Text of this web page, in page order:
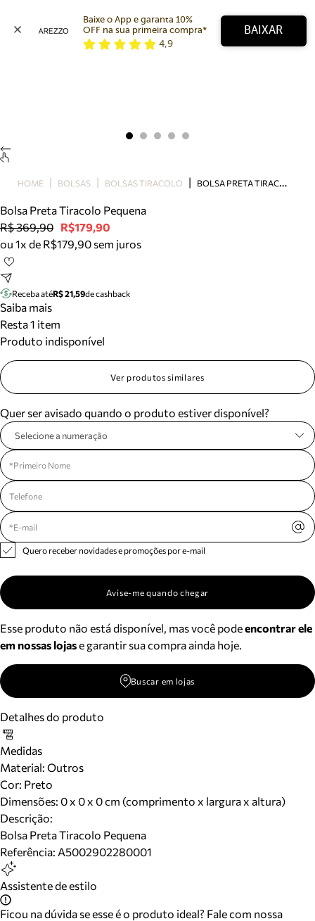
Bolsa
Tamanco
Tênis
Mule
Tire dúvidas sobre pedidos, devoluções e mais.
Meus pedidos
Acompanhe seus pedidos e solicite devoluções.
Baixe o App e garanta 10%
OFF na sua primeira compra*
4,9
BAIXAR
HOME BOLSAS BOLSAS TIRACOLO B
OLSA PRETA TIRACOLO PEQUENA
Bolsa Preta Tiracolo Pequena
R$ 369,90 R$179,90
ou 1x de R$179,90 sem juros
Receba atéR$ 21,59de cashback
Saiba mais
Resta 1 item
Produto indisponível
Ver produtos similares
Quer ser avisado quando o produto estiver disponível?
Selecione a numeração
Quero receber novidades e promoções por e-mail
Avise-me quando chegar
Esse produto não está disponível, mas você podeencontrar ele
em nossas lojase garantir sua compra ainda hoje.
Buscar em lojas
Detalhes do produto
Medidas
Material: Outros
Cor: Preto
Dimensões: 0 x 0 x 0 cm (comprimento x largura x altura)
Descrição:
Bolsa Preta Tiracolo Pequena
Referência: A5002902280001
Assistente de estilo
Ficou na dúvida se esse é o produto ideal? Fale com nossa